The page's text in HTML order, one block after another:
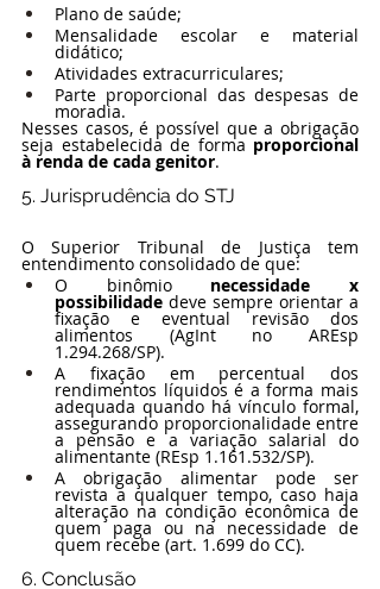
Plano de saúde;
Mensalidade escolar e material
didático;
Atividades extracurriculares;
Parte proporcional das despesas de
moradia.
Nesses casos, é possível que a obrigação
seja estabelecida de forma proporcional
à renda de cada genitor.
5. Jurisprudência do STJ
O Superior Tribunal de Justiça tem
entendimento consolidado de que:
O binômio necessidade x
possibilidade deve sempre orientar a
fixação e eventual revisão dos
alimentos (AgInt no AREsp
1.294.268/SP).
A fixação em percentual dos
rendimentos líquidos é a forma mais
adequada quando há vínculo formal,
assegurando proporcionalidade entre
a pensão e a variação salarial do
alimentante (REsp 1.161.532/SP).
A obrigação alimentar pode ser
revista a qualquer tempo, caso haja
alteração na condição econômica de
quem paga ou na necessidade de
quem recebe (art. 1.699 do CC).
6. Conclusão